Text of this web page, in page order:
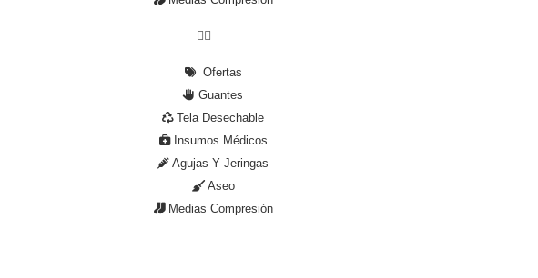
Ofertas
Guantes
Tela Desechable
Insumos Médicos
Agujas Y Jeringas
Aseo
Medias Compresión